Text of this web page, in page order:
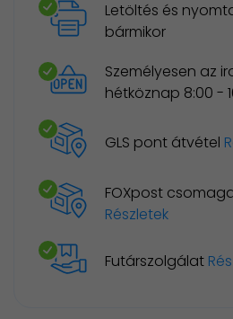
Letöltés és
bármikor
Személyesen az
hétköznap 8:00 -
GLS pont átvétel
FOXpost
Részletek
Futárszolgálat